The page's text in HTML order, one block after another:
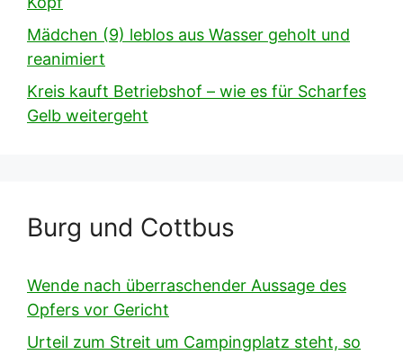
Mädchen (9) leblos aus Wasser geholt und
reanimiert
Kreis kauft Betriebshof – wie es für Scharfes
Gelb weitergeht
Burg und Cottbus
Wende nach überraschender Aussage des
Opfers vor Gericht
Urteil zum Streit um Campingplatz steht, so